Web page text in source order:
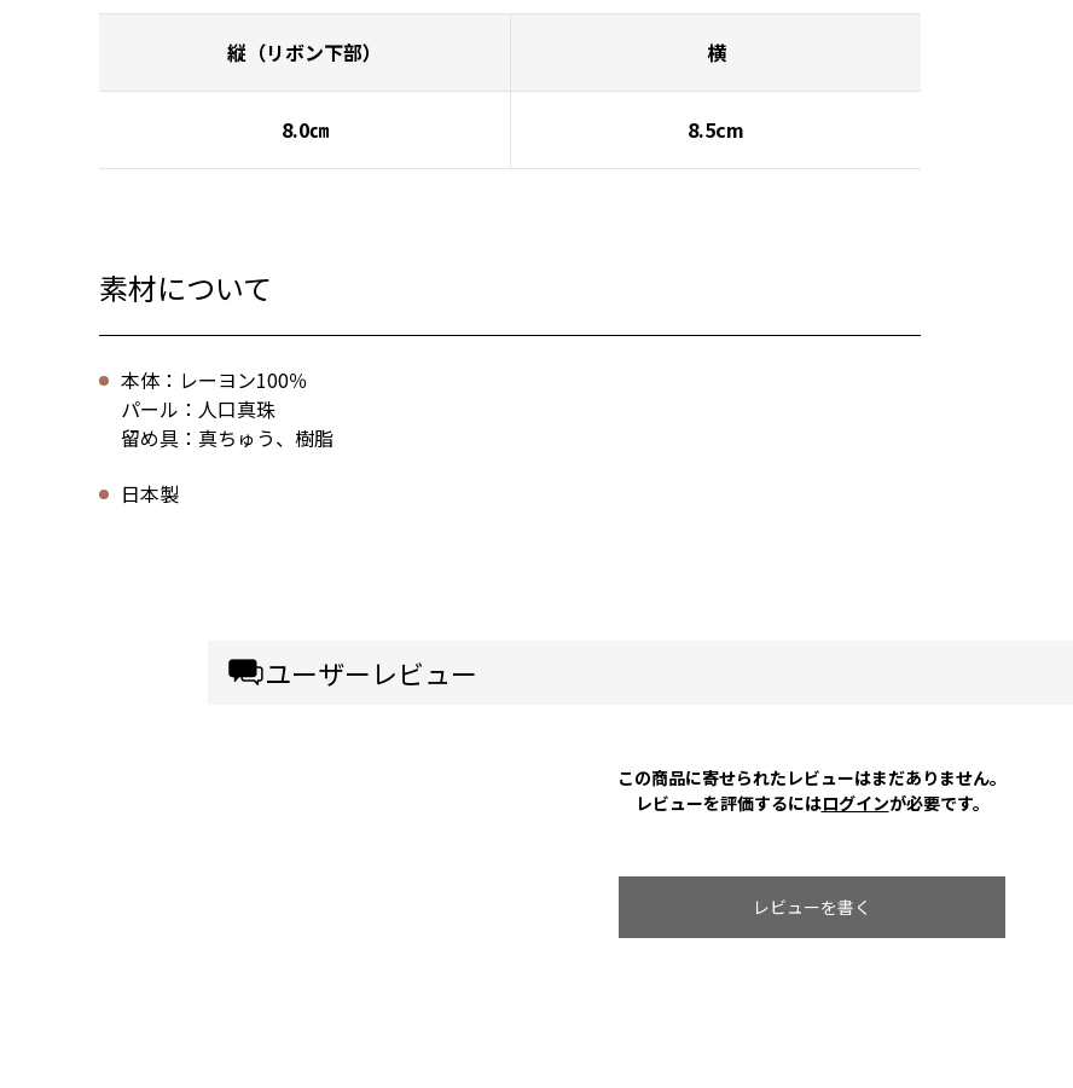
縦（リボン下部） 横
8.0㎝ 8.5cm
素材について
本体：レーヨン100％
パール：人口真珠
留め具：真ちゅう、樹脂
日本製
ユーザーレビュー
この商品に寄せられたレビューはまだありません。
レビューを評価するにはログインが必要です。
レビューを書く